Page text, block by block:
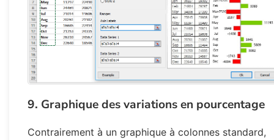
9. Graphique des variations en pourcentage
Contrairement à un graphique à colonnes standard,